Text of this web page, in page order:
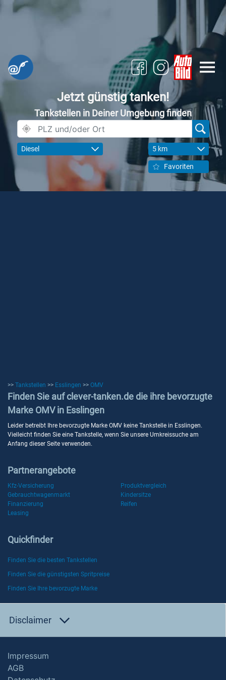
Jetzt günstig tanken!
Tankstellen in Deiner Umgebung finden
Diesel 5 km
Favoriten
>> Tankstellen >> Esslingen >> OMV
Finden Sie auf clever-tanken.de die ihre bevorzugte
Marke OMV in Esslingen
Leider betreibt Ihre bevorzugte Marke OMV keine Tankstelle in Esslingen.
Vielleicht finden Sie eine Tankstelle, wenn Sie unsere Umkreissuche am
Anfang dieser Seite verwenden.
Partnerangebote
Kfz-Versicherung
Produktvergleich
Gebrauchtwagenmarkt
Kindersitze
Finanzierung
Reifen
Leasing
Quickfinder
Finden Sie die besten Tankstellen
Finden Sie die günstigsten Spritpreise
Finden Sie Ihre bevorzugte Marke
Disclaimer
Impressum
AGB